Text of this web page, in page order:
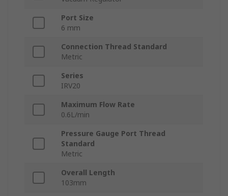
Port Size
6 mm
Connection Thread Standard
Metric
Series
IRV20
Maximum Flow Rate
0.6L/min
Pressure Gauge Port Thread
Standard
Metric
Overall Length
103mm